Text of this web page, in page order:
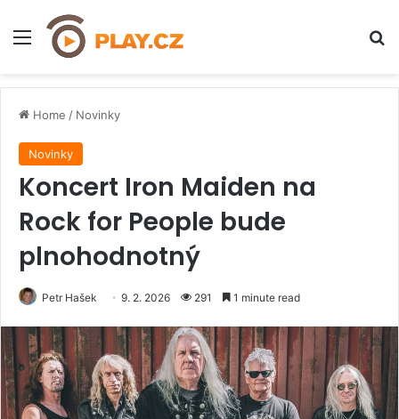
Menu
Home / Novinky
Novinky
Koncert Iron Maiden na
Rock for People bude
plnohodnotný
Petr Hašek 9. 2. 2026 291 1 minute read